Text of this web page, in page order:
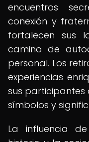
encuentros
conexión y
fortalecen sus
camino de
personal. Los
experiencias
sus
símbolos y
La influencia